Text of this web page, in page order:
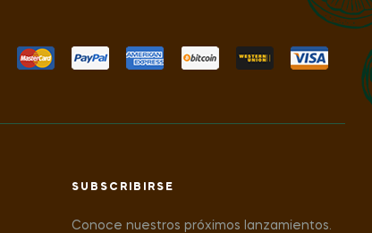
SUBSCRIBIRSE
Conoce nuestros próximos lanzamientos.